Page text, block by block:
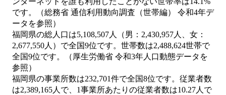
です。（総務省 通信利用動向調査（世帯編） 令和4年デ
ータを参照）
福岡県の総人口は5,108,507人（男：2,430,957人、女：
2,677,550人）で全国9位です。世帯数は2,488,624世帯で
全国9位です。（厚生労働省 令和3年人口動態データを
参照）
福岡県の事業所数は232,701件で全国8位です。従業者数
は2,389,165人で、1事業所あたりの従業者数は10.27人で